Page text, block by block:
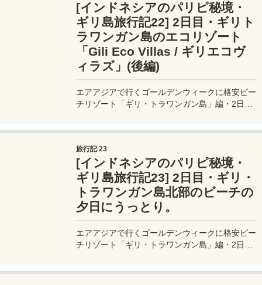
[インドネシアのパリピ秘境・
ギリ島旅行記22] 2日目・ギリト
ラワンガン島のエコリゾート
「Gili Eco Villas / ギリエコヴ
ィラズ」(後編)
エアアジアで行くゴールデンウィークに格安ビー
チリゾート「ギリ・トラワンガン島」編・2日
旅行記 23
[インドネシアのパリピ秘境・
ギリ島旅行記23] 2日目・ギリ・
トラワンガン島北部のビーチの
夕日にうっとり。
エアアジアで行くゴールデンウィークに格安ビー
チリゾート「ギリ・トラワンガン島」編・2日